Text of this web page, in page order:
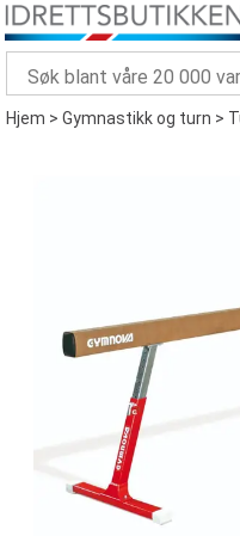
Hjem>Gymnastikk og turn>